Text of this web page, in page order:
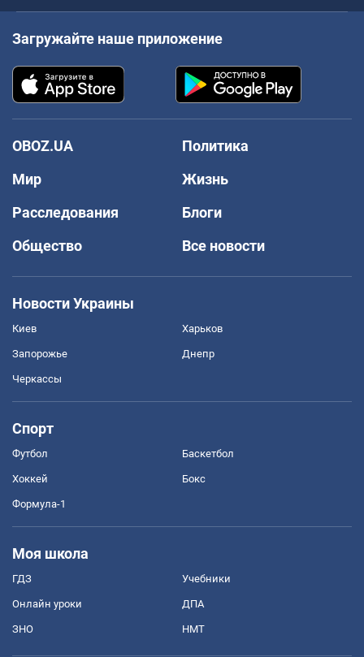
Загружайте наше приложение
OBOZ.UA
Политика
Мир
Жизнь
Расследования
Блоги
Общество
Все новости
Новости Украины
Киев Харьков
Запорожье Днепр
Черкассы
Спорт
Футбол Баскетбол
Хоккей Бокс
Формула-1
Моя школа
ГДЗ Учебники
Онлайн уроки ДПА
ЗНО НМТ